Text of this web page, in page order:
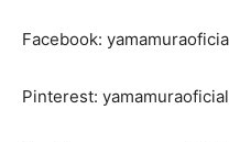
Facebook:
Pinterest: yamamuraoficial